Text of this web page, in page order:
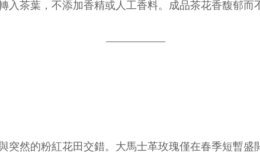
入茶葉，不添加香精或人工香料。成品茶花香馥郁
然的粉紅花田交錯。大馬士革玫瑰僅在春季短暫盛